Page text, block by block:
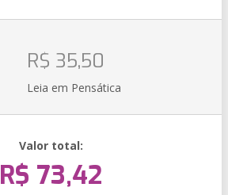
R$ 35,50
Leia em Pensática
Valor total:
R$ 73,42